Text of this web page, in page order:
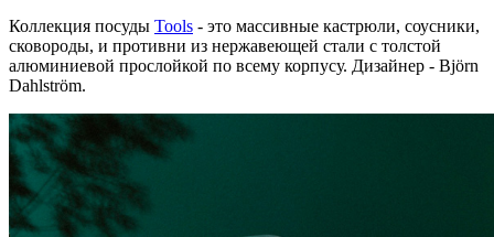
Коллекция посуды Tools - это массивные кастрюли, соусники,
сковороды, и противни из нержавеющей стали с толстой
алюминиевой прослойкой по всему корпусу. Дизайнер - Björn
Dahlström.